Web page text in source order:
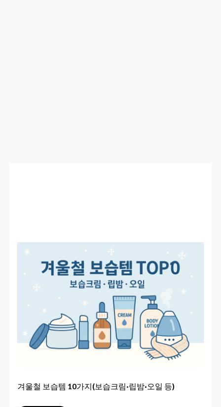
겨울철 보습템 10가지(보습크림·립밤·오일 등)